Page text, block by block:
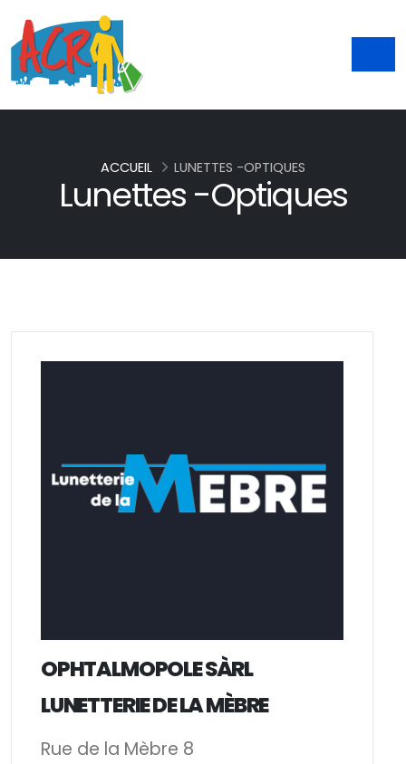
Lunettes -Optiques
ACCUEIL LUNETTES -OPTIQUES
OPHTALMOPOLE SÀRL
LUNETTERIE DE LA MÈBRE
Rue de la Mèbre 8